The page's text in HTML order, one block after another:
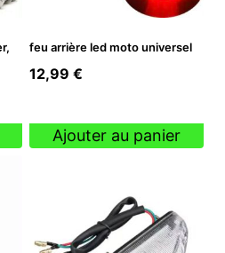
feu arrière led moto universel
12,99 €
Ajouter au panier